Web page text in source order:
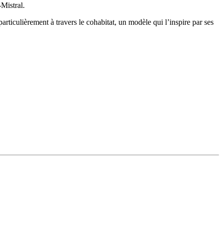
à travers le cohabitat, un modèle qui l’inspire par ses